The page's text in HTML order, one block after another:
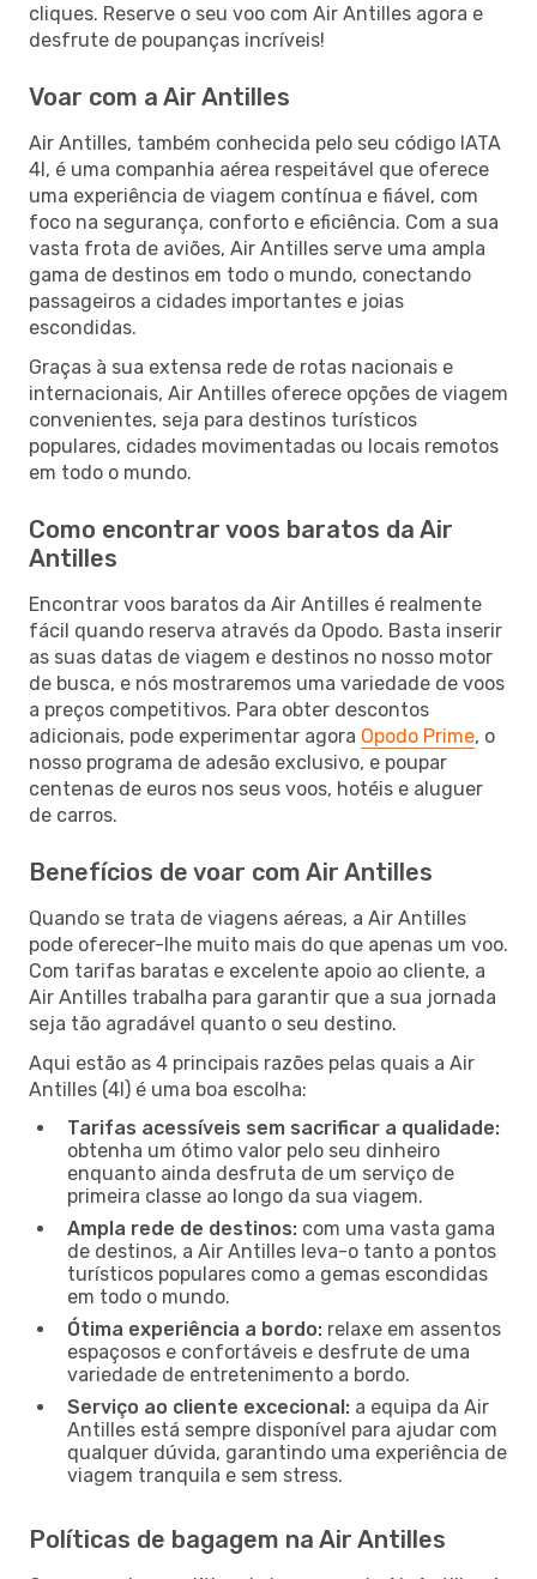
cliques. Reserve o seu voo com Air Antilles agora e
desfrute de poupanças incríveis!
Voar com a Air Antilles
Air Antilles, também conhecida pelo seu código IATA
4I, é uma companhia aérea respeitável que oferece
uma experiência de viagem contínua e fiável, com
foco na segurança, conforto e eficiência. Com a sua
vasta frota de aviões, Air Antilles serve uma ampla
gama de destinos em todo o mundo, conectando
passageiros a cidades importantes e joias
escondidas.
Graças à sua extensa rede de rotas nacionais e
internacionais, Air Antilles oferece opções de viagem
convenientes, seja para destinos turísticos
populares, cidades movimentadas ou locais remotos
em todo o mundo.
Como encontrar voos baratos da Air
Antilles
Encontrar voos baratos da Air Antilles é realmente
fácil quando reserva através da Opodo. Basta inserir
as suas datas de viagem e destinos no nosso motor
de busca, e nós mostraremos uma variedade de voos
a preços competitivos. Para obter descontos
adicionais, pode experimentar agora Opodo Prime, o
nosso programa de adesão exclusivo, e poupar
centenas de euros nos seus voos, hotéis e aluguer
de carros.
Benefícios de voar com Air Antilles
Quando se trata de viagens aéreas, a Air Antilles
pode oferecer-lhe muito mais do que apenas um voo.
Com tarifas baratas e excelente apoio ao cliente, a
Air Antilles trabalha para garantir que a sua jornada
seja tão agradável quanto o seu destino.
Aqui estão as 4 principais razões pelas quais a Air
Antilles (4I) é uma boa escolha:
Tarifas acessíveis sem sacrificar a qualidade:
obtenha um ótimo valor pelo seu dinheiro
enquanto ainda desfruta de um serviço de
primeira classe ao longo da sua viagem.
Ampla rede de destinos: com uma vasta gama
de destinos, a Air Antilles leva-o tanto a pontos
turísticos populares como a gemas escondidas
em todo o mundo.
Ótima experiência a bordo: relaxe em assentos
espaçosos e confortáveis e desfrute de uma
variedade de entretenimento a bordo.
Serviço ao cliente excecional: a equipa da Air
Antilles está sempre disponível para ajudar com
qualquer dúvida, garantindo uma experiência de
viagem tranquila e sem stress.
Políticas de bagagem na Air Antilles